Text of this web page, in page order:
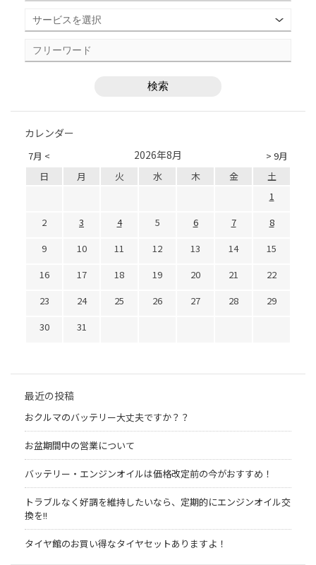
カレンダー
7月 < > 9月
2026年8月
日 月 火 水 木 金
土
1
2
3 4 5 6 7
8
9
10 11 12 13 14
15
16
17 18 19 20 21
22
23
24 25 26 27 28
29
30
31
最近の投稿
おクルマのバッテリー大丈夫ですか？？
お盆期間中の営業について
バッテリー・エンジンオイルは価格改定前の今がおすすめ！
トラブルなく好調を維持したいなら、定期的にエンジンオイル交
換を!!
タイヤ館のお買い得なタイヤセットありますよ！